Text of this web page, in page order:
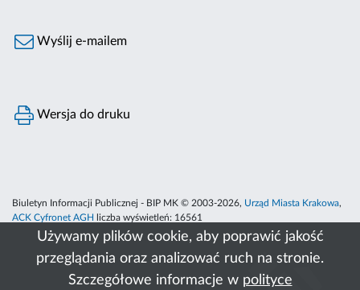
Używamy plików cookie, aby poprawić jakość
przeglądania oraz analizować ruch na stronie.
Szczegółowe informacje w polityce
Wyślij e-mailem
Wersja do druku
Biuletyn Informacji Publicznej - BIP MK © 2003-2026, Urząd Miasta Krakowa,
ACK Cyfronet AGH
liczba wyświetleń: 16561